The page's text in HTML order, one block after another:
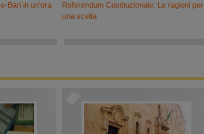
Bari in un'ora
Referendum Costituzionale: Le ragioni per
una scelta